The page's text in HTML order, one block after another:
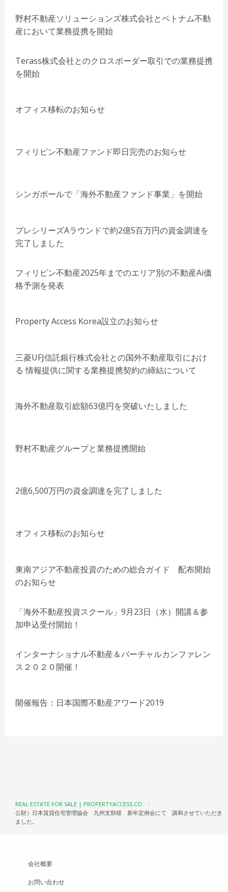
野村不動産ソリューションズ株式会社とベトナム不動
産において業務提携を開始
Terass株式会社とのクロスボーダー取引での業務提携
を開始
オフィス移転のお知らせ
フィリピン不動産ファンド即日完売のお知らせ
シンガポールで「海外不動産ファンド事業」を開始
プレシリーズAラウンドで約2億5百万円の資金調達を
完了しました
フィリピン不動産2025年までのエリア別の不動産Ai価
格予測を発表
Property Access Korea設立のお知らせ
三菱UFJ信託銀行株式会社との国外不動産取引におけ
る 情報提供に関する業務提携契約の締結について
海外不動産取引総額63億円を突破いたしました
野村不動産グループと業務提携開始
2億6,500万円の資金調達を完了しました
オフィス移転のお知らせ
東南アジア不動産投資のための総合ガイド 配布開始
のお知らせ
「海外不動産投資スクール」9月23日（水）開講＆参
加申込受付開始！
インターナショナル不動産＆バーチャルカンファレン
ス２０２０開催！
開催報告：日本国際不動産アワード2019
REAL ESTATE FOR SALE | PROPERTYACCESS.CO
公財）日本賃貸住宅管理協会 九州支部様 新年定例会にて 講和させていただき
ました。
会社概要
お問い合わせ